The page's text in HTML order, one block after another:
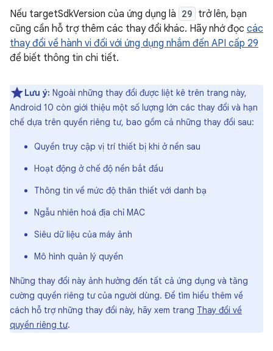
Nếu targetSdkVersion của ứng dụng là 29 trở lên, bạn
cũng cần hỗ trợ thêm các thay đổi khác. Hãy nhớ đọc các
thay đổi về hành vi đối với ứng dụng nhắm đến API cấp 29
để biết thông tin chi tiết.
Lưu ý: Ngoài những thay đổi được liệt kê trên trang này,
Android 10 còn giới thiệu một số lượng lớn các thay đổi và hạn
chế dựa trên quyền riêng tư, bao gồm cả những thay đổi sau:
Quyền truy cập vị trí thiết bị khi ở nền sau
Hoạt động ở chế độ nền bắt đầu
Thông tin về mức độ thân thiết với danh bạ
Ngẫu nhiên hoá địa chỉ MAC
Siêu dữ liệu của máy ảnh
Mô hình quản lý quyền
Những thay đổi này ảnh hưởng đến tất cả ứng dụng và tăng
cường quyền riêng tư của người dùng. Để tìm hiểu thêm về
cách hỗ trợ những thay đổi này, hãy xem trang Thay đổi về
quyền riêng tư.